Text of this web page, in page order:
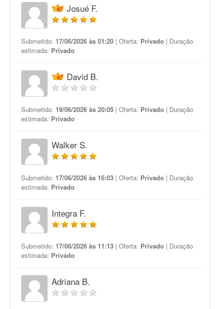
Josué F.
Submetido: 17/06/2026 às 01:20 | Oferta: Privado | Duração
estimada: Privado
David B.
Submetido: 19/06/2026 às 20:05 | Oferta: Privado | Duração
estimada: Privado
Walker S.
Submetido: 17/06/2026 às 16:03 | Oferta: Privado | Duração
estimada: Privado
Integra F.
Submetido: 17/06/2026 às 11:13 | Oferta: Privado | Duração
estimada: Privado
Adriana B.